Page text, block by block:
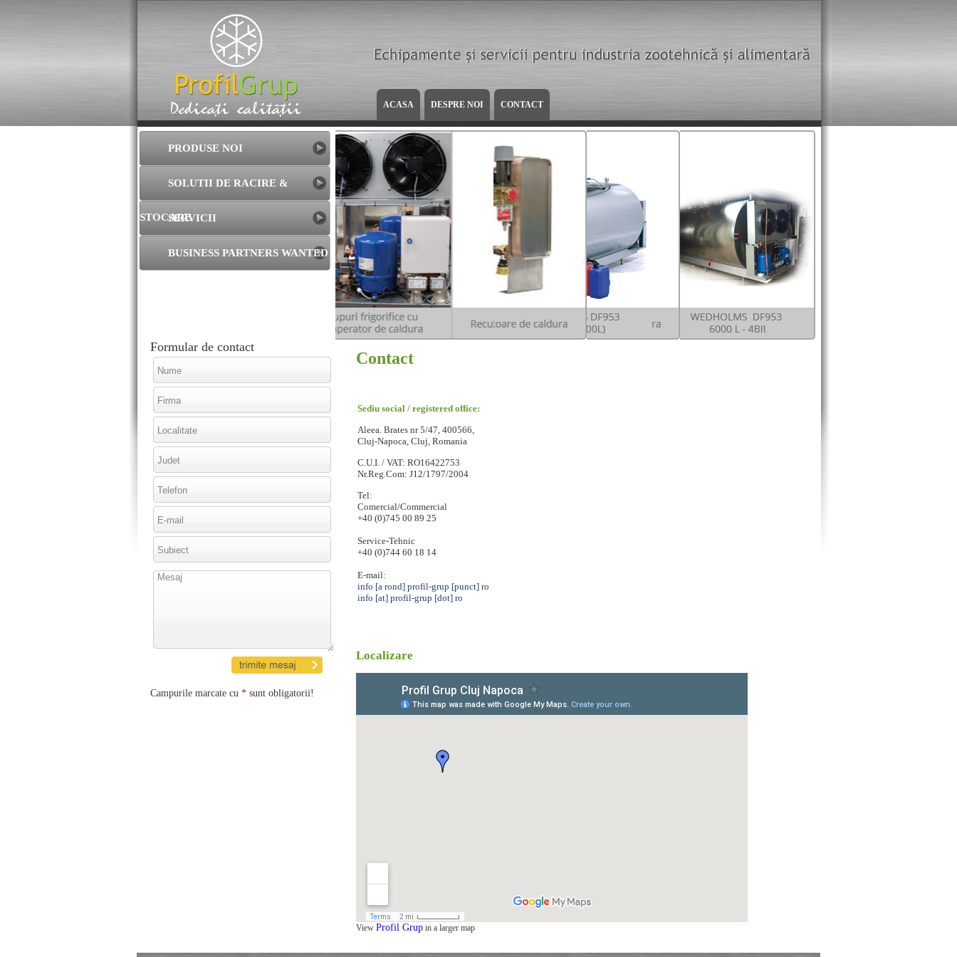
ACASA DESPRE NOI CONTACT
PRODUSE NOI
SOLUTII DE RACIRE &
STOCARESERVICII
BUSINESS PARTNERS WANTED
Formular de contact
Campurile marcate cu * sunt obligatorii!
Contact
Sediu social / registered office:
Aleea. Brates nr 5/47, 400566,
Cluj-Napoca, Cluj, Romania
C.U.I. / VAT: RO16422753
Nr.Reg.Com: J12/1797/2004
Tel:
Comercial/Commercial
+40 (0)745 00 89 25
Service-Tehnic
+40 (0)744 60 18 14
E-mail:
info [a rond] profil-grup [punct] ro
info [at] profil-grup [dot] ro
Localizare
View Profil Grup in a larger map